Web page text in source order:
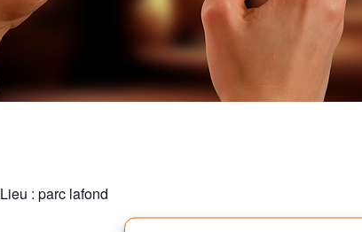
Lieu : parc lafond